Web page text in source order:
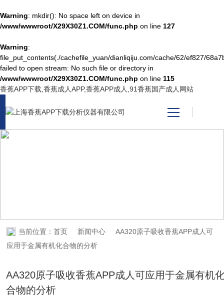
Warning: mkdir(): No space left on device in
/www/wwwroot/X29X30Z1.COM/func.php on line 127
Warning:
file_put_contents(./cachefile_yuan/dianliqiju.com/cache/62/ef827/
failed to open stream: No such file or directory in
/www/wwwroot/X29X30Z1.COM/func.php on line 115
香蕉APP下载,香蕉成人APP,香蕉APP成人,91香蕉国产成人网站
产品中心
关于香蕉APP下载
资料下载
当前位置：首页 新闻中心
AA320原子吸收香蕉APP成人可
应用于金属有机化合物的分析
AA320原子吸收香蕉APP成人可应用于金属有机
合物的分析